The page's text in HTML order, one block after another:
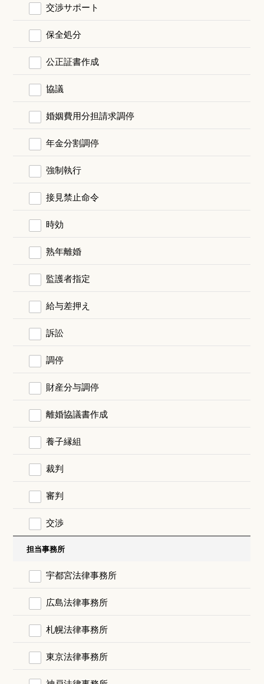
交渉サポート
保全処分
公正証書作成
協議
婚姻費用分担請求調停
年金分割調停
強制執行
接見禁止命令
時効
熟年離婚
監護者指定
給与差押え
訴訟
調停
財産分与調停
離婚協議書作成
養子縁組
裁判
審判
交渉
担当事務所
宇都宮法律事務所
広島法律事務所
札幌法律事務所
東京法律事務所